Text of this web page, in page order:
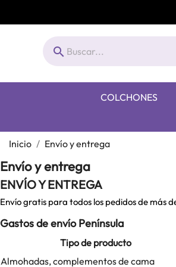

COLCHONES
Inicio Envío y entrega
Envío y entrega
ENVÍO Y ENTREGA
Envío gratis para todos los pedidos de más
Gastos de envío Península
Tipo de producto
Almohadas, complementos de cama